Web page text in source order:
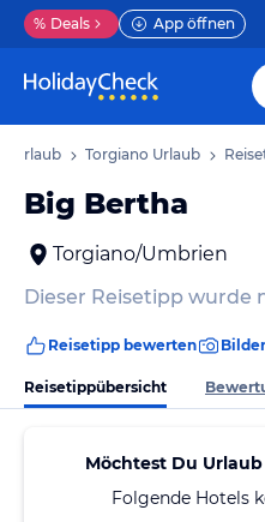
% Deals App öffnen
Urlaub Torgiano Urlaub
Big Bertha
Torgiano/Umbrien
Dieser Reisetipp wurde
Reisetipp bewerten
Reisetippübersicht
Möchtest Du
Folgende Hotels